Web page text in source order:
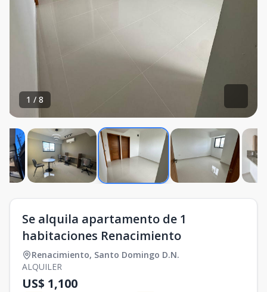
1 / 8
Se alquila apartamento de 1
habitaciones Renacimiento
Renacimiento, Santo Domingo D.N.
ALQUILER
US$ 1,100